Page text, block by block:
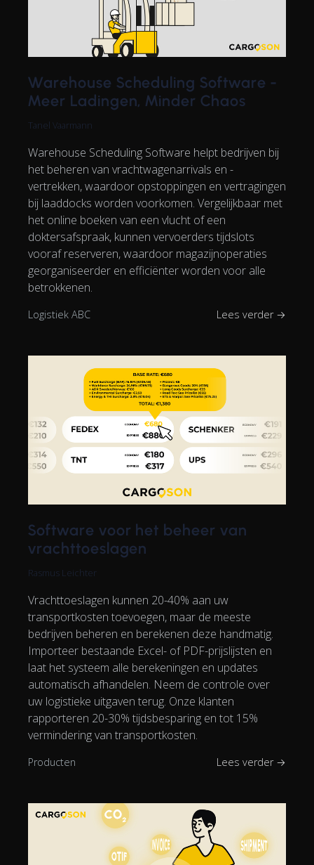
Warehouse Scheduling Software -
Meer Ladingen, Minder Chaos
Tanel Vaarmann
Warehouse Scheduling Software helpt bedrijven bij
het beheren van vrachtwagenarrivals en -
vertrekken, waardoor opstoppingen en vertragingen
bij laaddocks worden voorkomen. Vergelijkbaar met
het online boeken van een vlucht of een
doktersafspraak, kunnen vervoerders tijdslots
vooraf reserveren, waardoor magazijnoperaties
georganiseerder en efficiënter worden voor alle
betrokkenen.
Logistiek ABC Lees verder →
Software voor het beheer van
vrachttoeslagen
Rasmus Leichter
Vrachttoeslagen kunnen 20-40% aan uw
transportkosten toevoegen, maar de meeste
bedrijven beheren en berekenen deze handmatig.
Importeer bestaande Excel- of PDF-prijslijsten en
laat het systeem alle berekeningen en updates
automatisch afhandelen. Neem de controle over
uw logistieke uitgaven terug. Onze klanten
rapporteren 20-30% tijdsbesparing en tot 15%
vermindering van transportkosten.
Producten Lees verder →